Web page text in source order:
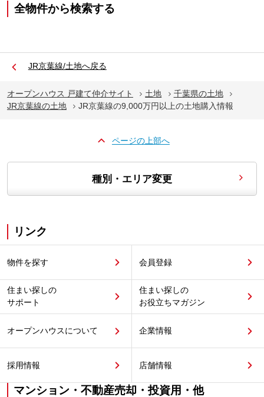
全物件から検索する
JR京葉線/土地へ戻る
オープンハウス 戸建て仲介サイト 土地
千葉県の土地
JR京葉線の土地
JR京葉線の9,000万円以上の土地購入情報
ページの上部へ
種別・エリア変更
リンク
物件を探す 会員登録
住まい探しの
サポート
住まい探しの
お役立ちマガジン
オープンハウスについて 企業情報
採用情報 店舗情報
マンション・不動産売却・投資用・他